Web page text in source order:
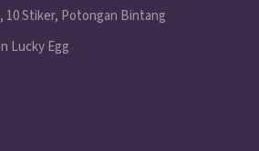
10 Stiker, Potongan Bintang
Lucky Egg